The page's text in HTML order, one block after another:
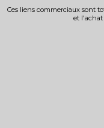
Ces liens commerciaux sont
et l'achat